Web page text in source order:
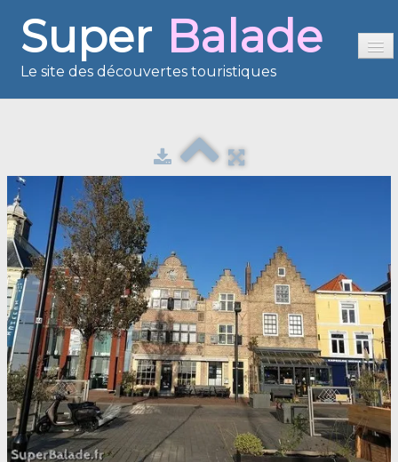
Super Balade
Le site des découvertes touristiques
Présentation
Reportages
France en images
Europe en images
Les îles en images
Voisins du Net